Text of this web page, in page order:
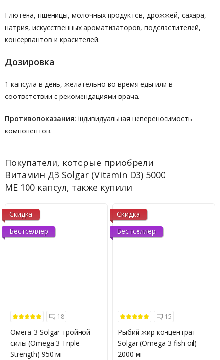
Глютена, пшеницы, молочных продуктов, дрожжей, сахара,
натрия, искусственных ароматизаторов, подсластителей,
консервантов и красителей.
Дозировка
1 капсула в день, желательно во время еды или в
соответствии с рекомендациями врача.
Противопоказания: індивидуальная непереносимость
компонентов.
Покупатели, которые приобрели
Витамин Д3 Solgar (Vitamin D3) 5000
МЕ 100 капсул, также купили
Скидка
Бестселлер
18
Омега-3 Solgar тройной
силы (Omega 3 Triple
Strength) 950 мг
Скидка
Бестселлер
15
Рыбий жир концентрат
Solgar (Omega-3 fish oil)
2000 мг